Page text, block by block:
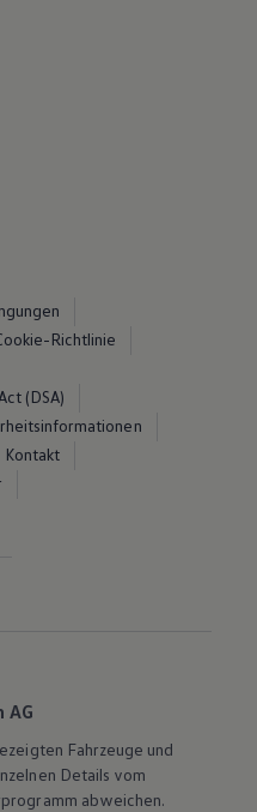
Richtlinie
(DSA)
Kontakt
AG
Fahrzeuge und
Details vom
abweichen.